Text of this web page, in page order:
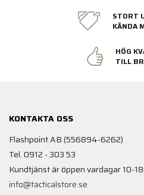
STORT
KÄNDA
HÖG
TILL
KONTAKTA OSS
Flashpoint AB (556894-6262)
Tel. 0912 - 303 53
Kundtjänst är öppen vardagar 10-18
info@tacticalstore.se